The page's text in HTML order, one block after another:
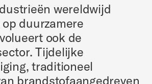
wereldwijd
duurzamere
ook de
Tijdelijke
traditioneel
brandstofaangedreven